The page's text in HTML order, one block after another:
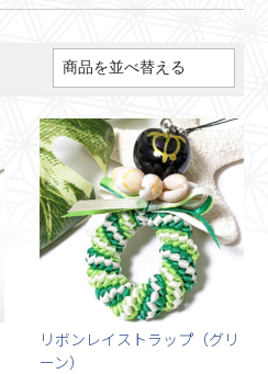
リボンレイストラップ（グリ
ーン）